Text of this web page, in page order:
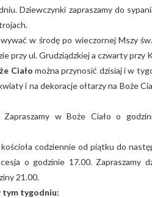
Dziewczynki zapraszamy do
w środę po wieczornej Mszy
przy ul. Grudziądzkiej a czwarty przy
Ciało można przynosić dzisiaj i w
i na dekoracje ołtarzy na Boże
Zapraszamy w Boże Ciało o
codziennie od piątku do
o godzinie 17.00. Zapraszamy
21.00.
tym tygodniu: